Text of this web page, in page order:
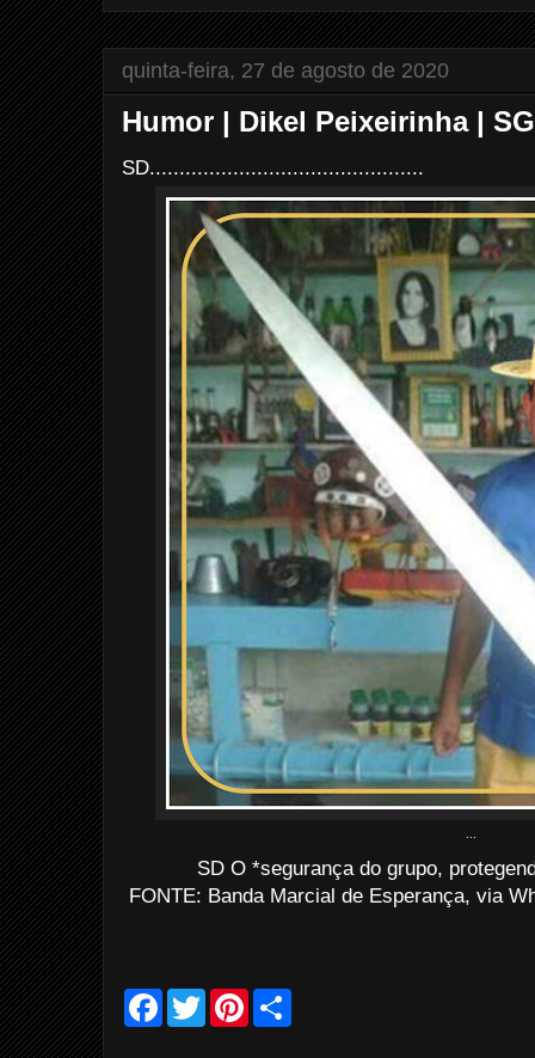
quinta-feira, 27 de agosto de 2020
Humor | Dikel Peixeirinha |
SD..............................................
SD O *segurança do grupo,
FONTE: Banda Marcial de Esperança, via
F
T
w
P